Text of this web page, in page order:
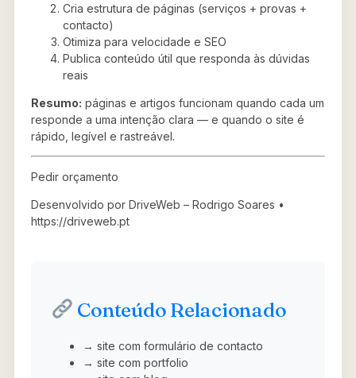
Cria estrutura de páginas (serviços + provas +
contacto)
Otimiza para velocidade e SEO
Publica conteúdo útil que responda às dúvidas
reais
Resumo: páginas e artigos funcionam quando cada um
responde a uma intenção clara — e quando o site é
rápido, legível e rastreável.
Pedir orçamento
Desenvolvido por DriveWeb – Rodrigo Soares •
https://driveweb.pt
Conteúdo Relacionado
→ site com formulário de contacto
→ site com portfolio